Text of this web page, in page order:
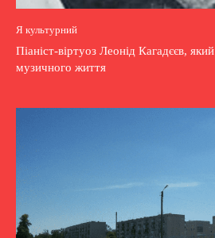
Я культурний
Піаніст-віртуоз Леонід Кагадєєв,
музичного життя